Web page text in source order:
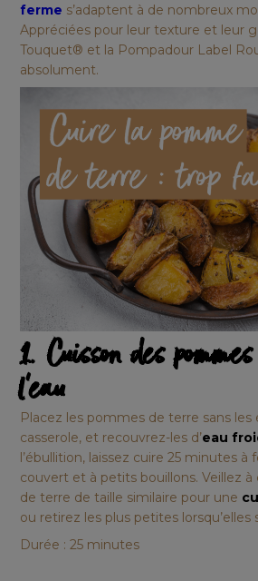
ferme s’adaptent à de nombreux
Appréciées pour leur texture et leur
Touquet® et la Pompadour Label
absolument.
1. Cuisson des
l’eau
Placez les pommes de terre sans les
casserole, et recouvrez-les d’eau
l’ébullition, laissez cuire 25 minutes à
couvert et à petits bouillons. Veillez
de terre de taille similaire pour une
ou retirez les plus petites lorsqu’elles
Durée : 25 minutes